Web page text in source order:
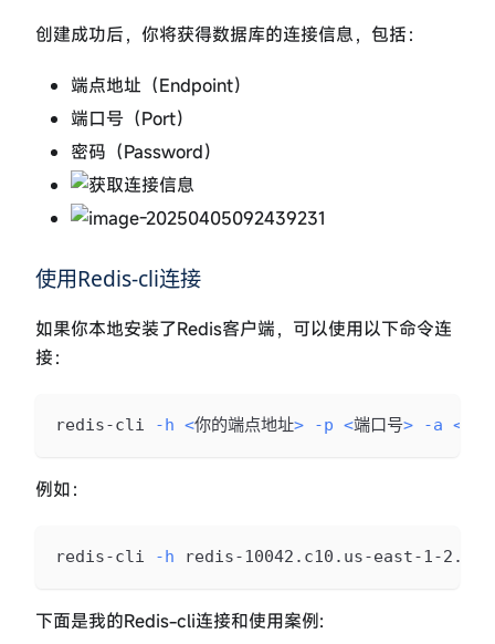
创建成功后，你将获得数据库的连接信息，包括：
端点地址（Endpoint）
端口号（Port）
密码（Password）
使用Redis-cli连接
如果你本地安装了Redis客户端，可以使用以下命令连
接：
redis-cli -h <你的端点地址> -p <端口号> -a <
例如：
redis-cli -h redis-10042.c10.us-east-1-
下面是我的Redis-cli连接和使用案例: